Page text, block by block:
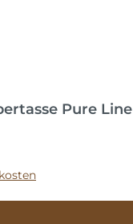
Pure Line